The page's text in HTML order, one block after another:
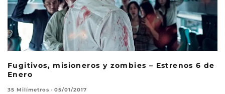
Fugitivos, misioneros y zombies – Estrenos 6 de
Enero
35 Milímetros · 05/01/2017